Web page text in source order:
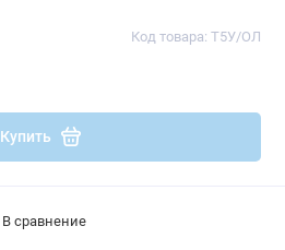
Код товара: Т5У/ОЛ
Купить
В сравнение